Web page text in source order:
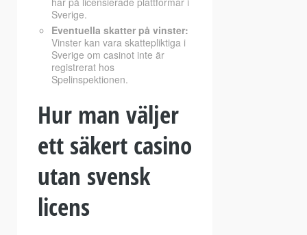
Sverige.
Eventuella skatter på vinster:
Vinster kan vara skattepliktiga i
Sverige om casinot inte är
registrerat hos
Spelinspektionen.
Hur man väljer
ett säkert casino
utan svensk
licens